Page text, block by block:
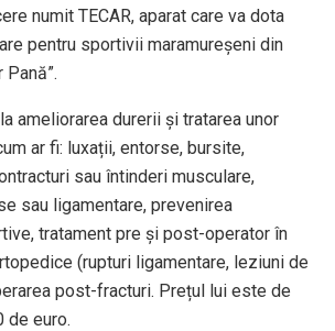
numit TECAR, aparat care va dota
pentru sportivii maramureșeni din
ameliorarea durerii și tratarea unor
ar fi: luxații, entorse, bursite,
sau întinderi musculare,
sau ligamentare, prevenirea
tratament pre și post-operator în
(rupturi ligamentare, leziuni de
post-fracturi. Prețul lui este de
de euro.